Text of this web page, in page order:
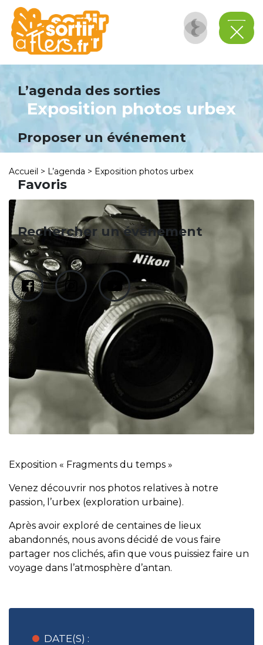
L’agenda des sorties
Proposer un événement
Favoris
Rechercher un événement
Exposition photos urbex
Accueil > L’agenda > Exposition photos urbex
Exposition « Fragments du temps »
Venez découvrir nos photos relatives à notre
passion, l’urbex (exploration urbaine).
Après avoir exploré de centaines de lieux
abandonnés, nous avons décidé de vous faire
partager nos clichés, afin que vous puissiez faire un
voyage dans l’atmosphère d’antan.
DATE(S) :
Panneau de gestion des cookies